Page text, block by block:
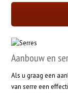
Aanbouw en
Als u graag een
van serre een